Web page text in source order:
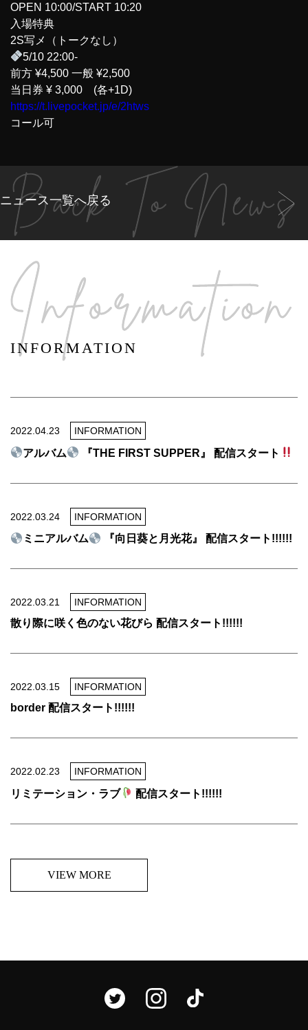
OPEN 10:00/START 10:20
入場特典
2S写メ（トークなし）
5/10 22:00-
前方 ¥4,500 一般 ¥2,500
当日券 ¥ 3,000 (各+1D)
https://t.livepocket.jp/e/2htws
コール可
ニュース一覧へ戻る
INFORMATION
2022.04.23 INFORMATION
アルバム 『THE FIRST SUPPER』 配信スタート
2022.03.24 INFORMATION
ミニアルバム 『向日葵と月光花』 配信スタート!!!!!!
2022.03.21 INFORMATION
散り際に咲く色のない花びら 配信スタート!!!!!!
2022.03.15 INFORMATION
border 配信スタート!!!!!!
2022.02.23 INFORMATION
リミテーション・ラブ 配信スタート!!!!!!
VIEW MORE